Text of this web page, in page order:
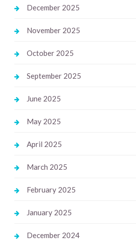
December 2025
November 2025
October 2025
September 2025
June 2025
May 2025
April 2025
March 2025
February 2025
January 2025
December 2024